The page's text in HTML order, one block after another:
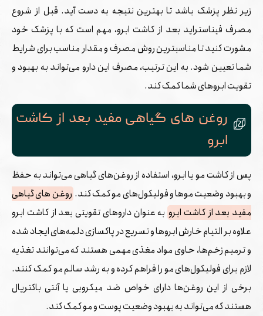
زیر نظر پزشک باشد تا بهترین نتیجه به دست آید. قبل از شروع
مصرف فیناستراید بعد از کاشت ابرو، مهم است که با پزشک خود
مشورت کنید تا مناسبترین روش مصرف و مقدار مناسب برای شرایط
شما تعیین شود. به این ترتیب، مصرف این دارو می‌تواند به بهبود و
تقویت ابروهای شما کمک کند.
روغن های گیاهی مفید بعد از کاشت
ابرو
پس از کاشت مو یا ابرو، استفاده از روغن‌های گیاهی می‌تواند به حفظ
و بهبود وضعیت موها و فولیکول‌های مو کمک کند. روغن های گیاهی
مفید بعد از کاشت ابرو به عنوان داروهای تقویتی بعد از کاشت ابرو
علاوه بر التیام خارش ابروها و تسریع در پاکسازی دلمه‌های ایجاد شده
و ترمیم زخم‌ها، حاوی مواد مغذی مهمی هستند که می‌توانند تغذیه
لازم برای فولیکول‌های مو را فراهم کرده و به رشد سالم مو کمک کنند.
برخی از این روغن‌ها دارای خواص ضد میکروبی یا آنتی باکتریال
هستند که می‌تواند به بهبود وضعیت پوست و مو کمک کند.